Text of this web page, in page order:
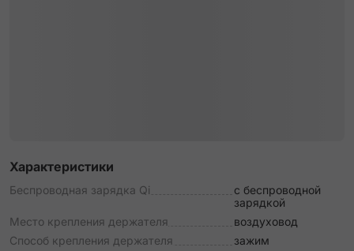
Характеристики
Беспроводная зарядка Qi
с беспроводной
зарядкой
Место крепления держателя
воздуховод
Способ крепления держателя
зажим